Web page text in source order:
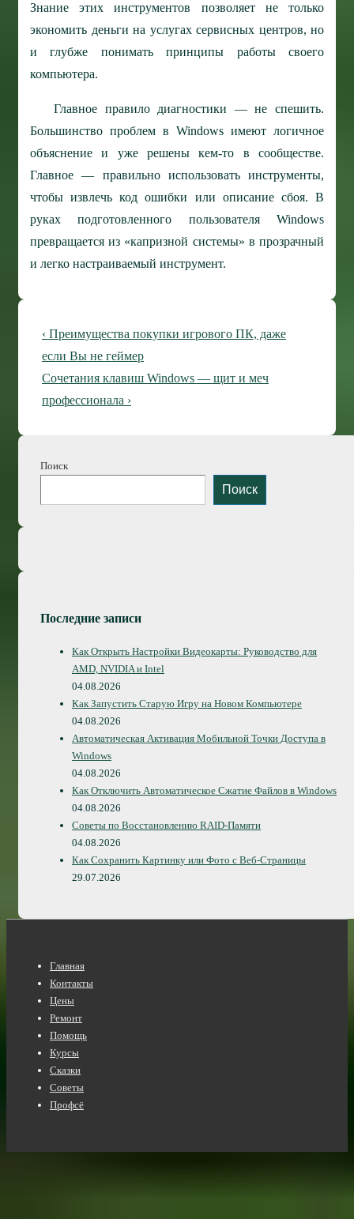
Знание этих инструментов позволяет не только
экономить деньги на услугах сервисных центров, но
и глубже понимать принципы работы своего
компьютера.
Главное правило диагностики — не спешить.
Большинство проблем в Windows имеют логичное
объяснение и уже решены кем-то в сообществе.
Главное — правильно использовать инструменты,
чтобы извлечь код ошибки или описание сбоя. В
руках подготовленного пользователя Windows
превращается из «капризной системы» в прозрачный
и легко настраиваемый инструмент.
Навигация
по
записям
Предыдущая
запись
‹ Преимущества покупки игрового ПК, даже
если Вы не геймер
Следующая
запись
Сочетания клавиш Windows — щит и меч
профессионала ›
Поиск
Поиск
Последние записи
Как Открыть Настройки Видеокарты: Руководство для
AMD, NVIDIA и Intel
04.08.2026
Как Запустить Старую Игру на Новом Компьютере
04.08.2026
Автоматическая Активация Мобильной Точки Доступа в
Windows
04.08.2026
Как Отключить Автоматическое Сжатие Файлов в Windows
04.08.2026
Советы по Восстановлению RAID-Памяти
04.08.2026
Как Сохранить Картинку или Фото с Веб-Страницы
29.07.2026
Нижнее
меню
Главная
Контакты
Цены
Ремонт
Помощь
Курсы
Сказки
Советы
Профсё